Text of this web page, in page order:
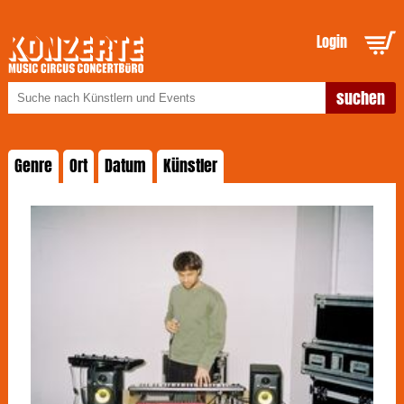
Login
Genre Ort Datum Künstler